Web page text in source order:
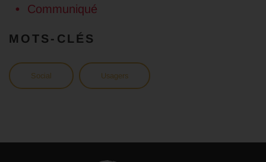
Communiqué
MOTS-CLÉS
Social Usagers